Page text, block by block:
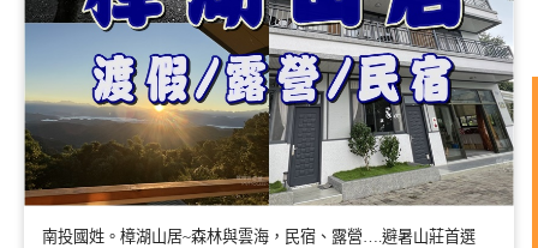
南投國姓。樟湖山居~森林與雲海，民宿、露營….避暑山莊首選